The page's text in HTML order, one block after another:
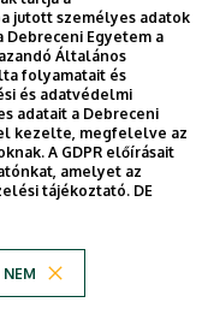
labor
, 1. emelet, 1.201
profil
jutott személyes adatok
Egyetem a
Általános
folyamatait és
és adatvédelmi
adatait a Debreceni
kezelte, megfelelve az
A GDPR előírásait
amelyet az
tájékoztató. DE